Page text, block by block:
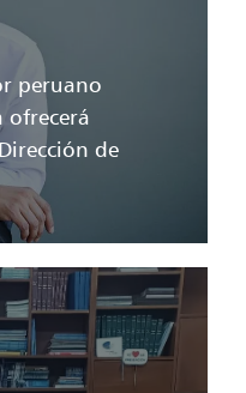
peruano
ofrecerá
de